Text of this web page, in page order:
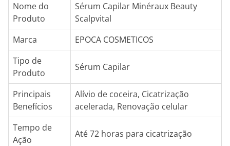
Nome do
Produto
Sérum Capilar Minéraux Beauty
Scalpvital
Marca
EPOCA COSMETICOS
Tipo de
Produto
Sérum Capilar
Principais
Benefícios
Alívio de coceira, Cicatrização
acelerada, Renovação celular
Tempo de
Ação
Até 72 horas para cicatrização